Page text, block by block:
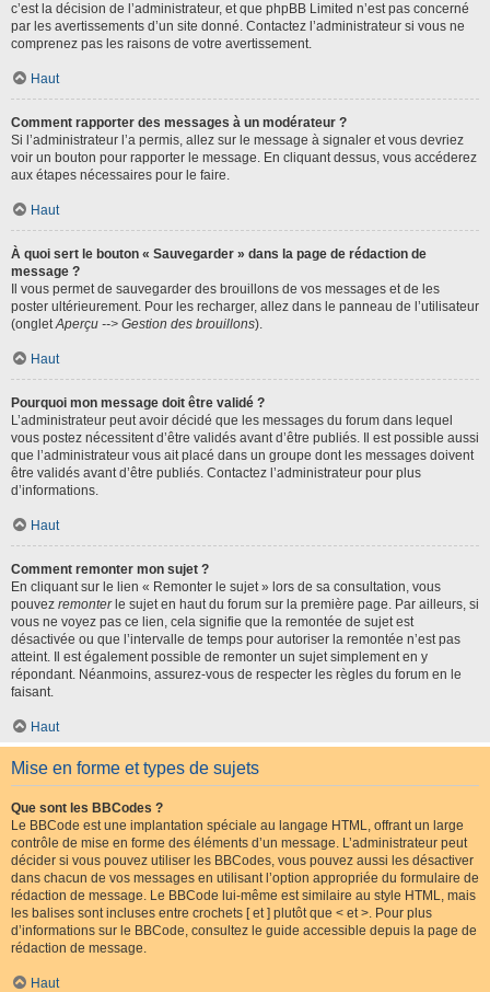
c’est la décision de l’administrateur, et que phpBB Limited n’est pas concerné
par les avertissements d’un site donné. Contactez l’administrateur si vous ne
comprenez pas les raisons de votre avertissement.
Haut
Comment rapporter des messages à un modérateur ?
Si l’administrateur l’a permis, allez sur le message à signaler et vous devriez
voir un bouton pour rapporter le message. En cliquant dessus, vous accéderez
aux étapes nécessaires pour le faire.
Haut
À quoi sert le bouton « Sauvegarder » dans la page de rédaction de
message ?
Il vous permet de sauvegarder des brouillons de vos messages et de les
poster ultérieurement. Pour les recharger, allez dans le panneau de l’utilisateur
(ongletAperçu --> Gestion des brouillons).
Haut
Pourquoi mon message doit être validé ?
L’administrateur peut avoir décidé que les messages du forum dans lequel
vous postez nécessitent d’être validés avant d’être publiés. Il est possible aussi
que l’administrateur vous ait placé dans un groupe dont les messages doivent
être validés avant d’être publiés. Contactez l’administrateur pour plus
d’informations.
Haut
Comment remonter mon sujet ?
En cliquant sur le lien « Remonter le sujet » lors de sa consultation, vous
pouvez remonterle sujet en haut du forum sur la première page. Par ailleurs, si
vous ne voyez pas ce lien, cela signifie que la remontée de sujet est
désactivée ou que l’intervalle de temps pour autoriser la remontée n’est pas
atteint. Il est également possible de remonter un sujet simplement en y
répondant. Néanmoins, assurez-vous de respecter les règles du forum en le
faisant.
Haut
Mise en forme et types de sujets
Que sont les BBCodes ?
Le BBCode est une implantation spéciale au langage HTML, offrant un large
contrôle de mise en forme des éléments d’un message. L’administrateur peut
décider si vous pouvez utiliser les BBCodes, vous pouvez aussi les désactiver
dans chacun de vos messages en utilisant l’option appropriée du formulaire de
rédaction de message. Le BBCode lui-même est similaire au style HTML, mais
les balises sont incluses entre crochets [ et ] plutôt que < et >. Pour plus
d’informations sur le BBCode, consultez le guide accessible depuis la page de
rédaction de message.
Haut